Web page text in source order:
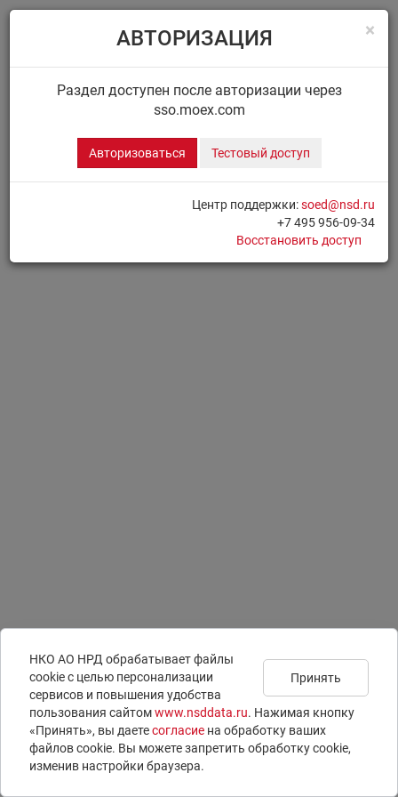
Menu
ДИСК.СООБЩЕНИЯ
×
АВТОРИЗАЦИЯ
Раздел доступен после авторизации через
sso.moex.com
Авторизоваться Тестовый доступ
Центр поддержки:soed@nsd.ru
+7 495 956-09-34
Восстановить доступ
Принять
НКО АО НРД обрабатывает файлы
сookie с целью персонализации
сервисов и повышения удобства
пользования сайтомwww.nsddata.ru. Нажимая кнопку
«Принять», вы даетесогласие на обработку ваших
файлов cookie. Вы можете запретить обработку сookie,
изменив настройки браузера.
Документы
Юридическая информация
Контакты
Вопросы и ответы
Раскрытие информации
ISIN-коды
LEI-коды
E-voting – электронное голосование
Подписаться на